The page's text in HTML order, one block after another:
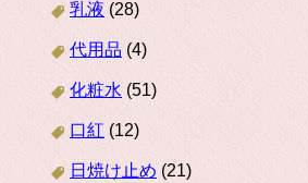
乳液 (28)
代用品 (4)
化粧水 (51)
口紅 (12)
日焼け止め (21)